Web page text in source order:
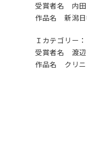
受賞者名 内
作品名 新潟日
Ｉカテゴリー：
受賞者名 渡
作品名 クリニ